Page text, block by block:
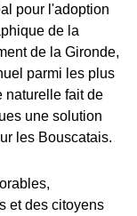
pour l'adoption
de la
de la Gironde,
parmi les plus
naturelle fait de
une solution
les Bouscatais.
et des citoyens